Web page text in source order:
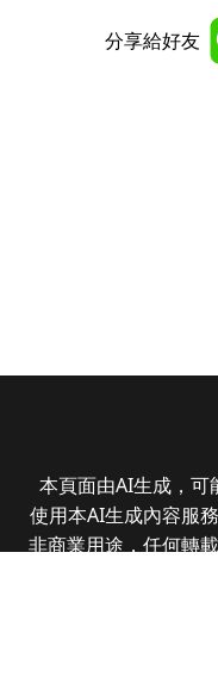
分享給好友
本頁面由AI生成，可
使用本AI生成內容服
非商業用途，任何轉